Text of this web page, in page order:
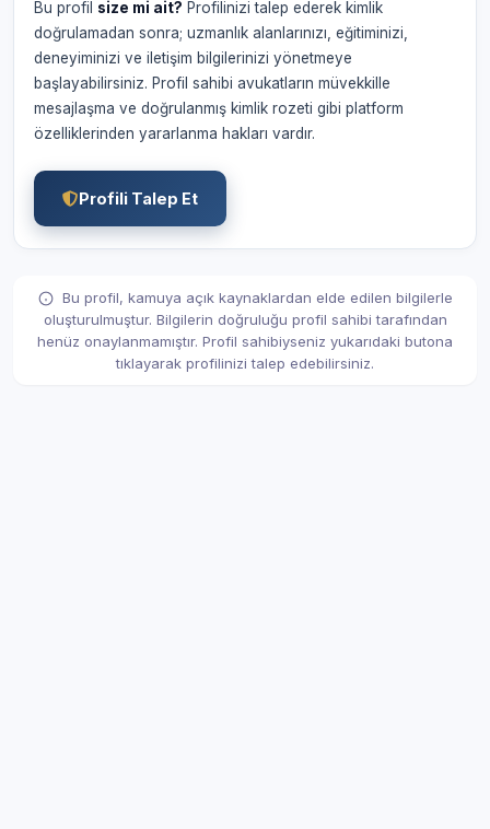
Bu profil size mi ait? Profilinizi talep ederek kimlik
doğrulamadan sonra; uzmanlık alanlarınızı, eğitiminizi,
deneyiminizi ve iletişim bilgilerinizi yönetmeye
başlayabilirsiniz. Profil sahibi avukatların müvekkille
mesajlaşma ve doğrulanmış kimlik rozeti gibi platform
özelliklerinden yararlanma hakları vardır.
Profili Talep Et
Bu profil, kamuya açık kaynaklardan elde edilen bilgilerle
oluşturulmuştur. Bilgilerin doğruluğu profil sahibi tarafından
henüz onaylanmamıştır. Profil sahibiyseniz yukarıdaki butona
tıklayarak profilinizi talep edebilirsiniz.